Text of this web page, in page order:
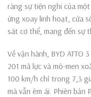
ràng sự tiện nghi của một
ứng xoay linh hoạt, cửa
sát cơ thể, mang đến sự
Về vận hành, BYD ATTO
201 mã lực và mô-men
100 km/h chỉ trong 7,3
mà vẫn êm ái. Phiên bản